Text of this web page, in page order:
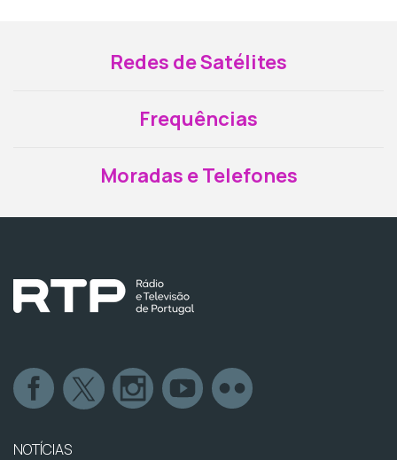
Redes de Satélites
Frequências
Moradas e Telefones
NOTÍCIAS